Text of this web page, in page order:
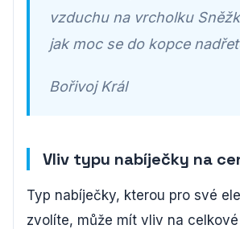
vzduchu na vrcholku
jak moc se do kopce
Bořivoj Král
Vliv typu nabíječky na
Typ nabíječky, kterou pro své
zvolíte, může mít vliv na